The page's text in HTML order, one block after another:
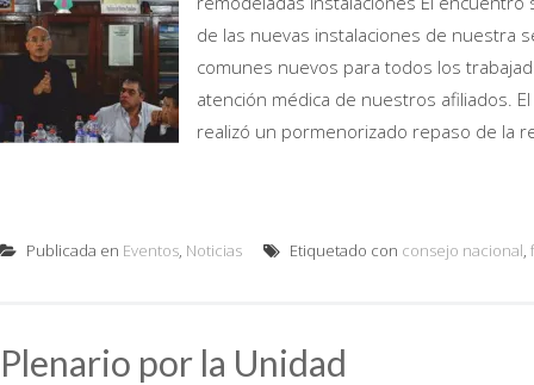
de las nuevas instalaciones de nuestra
comunes nuevos para todos los
atención médica de nuestros afiliados.
realizó un pormenorizado repaso de la
Publicada en Eventos, Noticias Etiquetado con consejo nacional,
Plenario por la Unidad